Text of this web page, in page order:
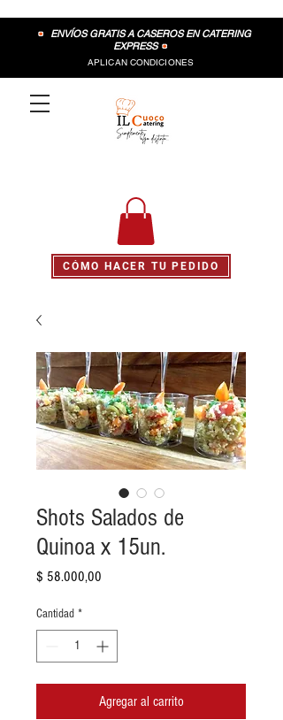
•ENVÍOS GRATIS A CASEROS EN CATERING
EXPRESS•
APLICAN CONDICIONES
CÓMO HACER TU PEDIDO
Shots Salados de
Quinoa x 15un.
$ 58.000,00
Cantidad *
Agregar al carrito